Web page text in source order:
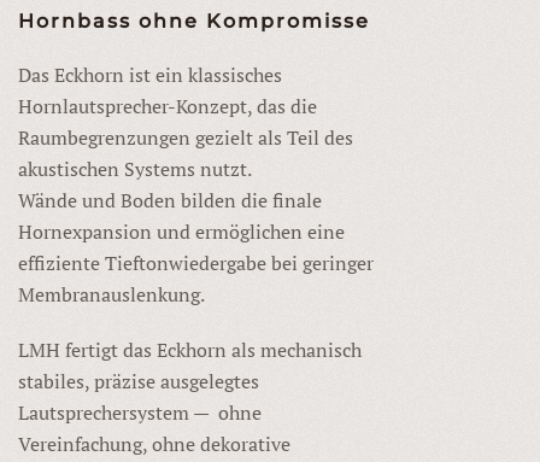
Hornbass ohne Kompromisse
Das Eckhorn ist ein klassisches
Hornlautsprecher-Konzept, das die
Raumbegrenzungen gezielt als Teil des
akustischen Systems nutzt.
Wände und Boden bilden die finale
Hornexpansion und ermöglichen eine
effiziente Tieftonwiedergabe bei geringer
Membranauslenkung.
LMH fertigt das Eckhorn als mechanisch
stabiles, präzise ausgelegtes
Lautsprechersystem — ohne
Vereinfachung, ohne dekorative